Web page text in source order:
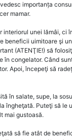
importanța
mamar.
interiorul unei lămâi, ci
beneficii uimitoare şi
(ATENŢIE!) să
în congelator. Când
Apoi, începeţi să
în salate, supe, la
îngheţată. Puteţi să le
mai gustoasă.
să fie atât de